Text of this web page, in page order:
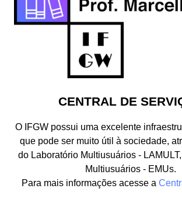
CENTRAL DE
O IFGW possui uma excelente
que pode ser muito útil à sociedade,
do Laboratório Multiusuários -
Multiusuários - EMUs.
Para mais informações acesse a